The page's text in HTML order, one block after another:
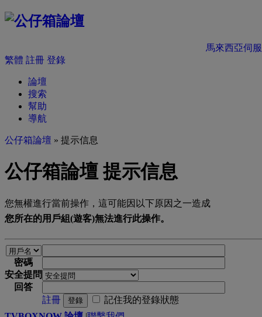
馬來西亞伺
繁體 註冊 登錄
論壇
搜索
幫助
導航
公仔箱論壇 » 提示信息
公仔箱論壇 提示信息
您無權進行當前操作，這可能因以下原因之一造成
您所在的用戶組(遊客)無法進行此操作。
密碼
安全提問
回答
註冊
登錄
記住我的登錄狀態